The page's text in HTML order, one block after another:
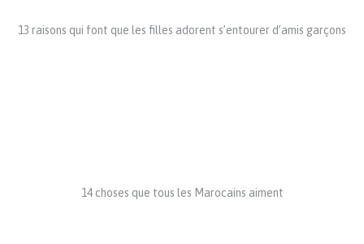
13 raisons qui font que les filles adorent s’entourer d’amis garçons
14 choses que tous les Marocains aiment